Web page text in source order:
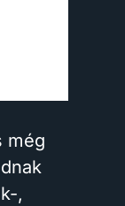
még
,